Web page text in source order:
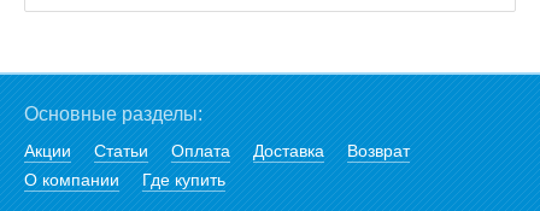
Основные разделы:
Акции Статьи Оплата Доставка
Возврат
О компании
Где купить